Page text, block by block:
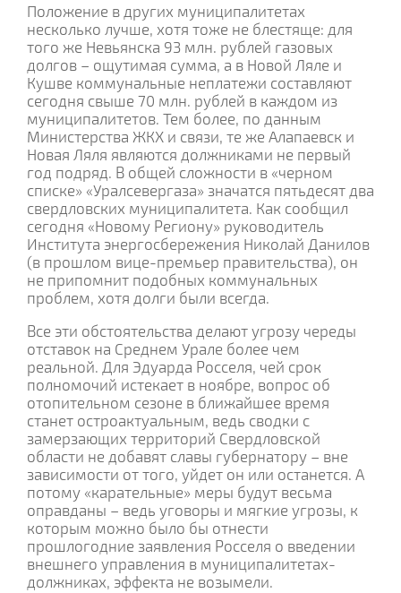
Положение в других муниципалитетах
несколько лучше, хотя тоже не блестяще: для
того же Невьянска 93 млн. рублей газовых
долгов – ощутимая сумма, а в Новой Ляле и
Кушве коммунальные неплатежи составляют
сегодня свыше 70 млн. рублей в каждом из
муниципалитетов. Тем более, по данным
Министерства ЖКХ и связи, те же Алапаевск и
Новая Ляля являются должниками не первый
год подряд. В общей сложности в «черном
списке» «Уралсевергаза» значатся пятьдесят два
свердловских муниципалитета. Как сообщил
сегодня «Новому Региону» руководитель
Института энергосбережения Николай Данилов
(в прошлом вице-премьер правительства), он
не припомнит подобных коммунальных
проблем, хотя долги были всегда.
Все эти обстоятельства делают угрозу череды
отставок на Среднем Урале более чем
реальной. Для Эдуарда Росселя, чей срок
полномочий истекает в ноябре, вопрос об
отопительном сезоне в ближайшее время
станет остроактуальным, ведь сводки с
замерзающих территорий Свердловской
области не добавят славы губернатору – вне
зависимости от того, уйдет он или останется. А
потому «карательные» меры будут весьма
оправданы – ведь уговоры и мягкие угрозы, к
которым можно было бы отнести
прошлогодние заявления Росселя о введении
внешнего управления в муниципалитетах-
должниках, эффекта не возымели.